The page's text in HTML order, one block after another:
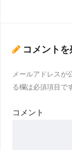
コメントを
メールアドレスが
る欄は必須項目で
コメント